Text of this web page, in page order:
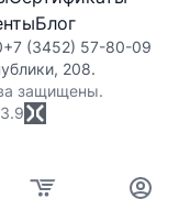
Блог
+7 (3452) 57-80-09
208.
защищены.
3.9